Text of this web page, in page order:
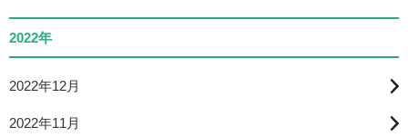
2022年
2022年12月
2022年11月